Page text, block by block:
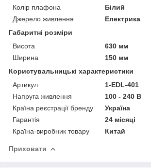
Колір плафона
Білий
Джерело живлення
Електрика
Габаритні розміри
Висота
630 мм
Ширина
150 мм
Користувальницькі характеристики
Артикул
1-EDL-401
Напруга живлення
100 - 240 В
Країна реєстрації бренду
Україна
Гарантія
24 місяці
Країна-виробник товару
Китай
Приховати